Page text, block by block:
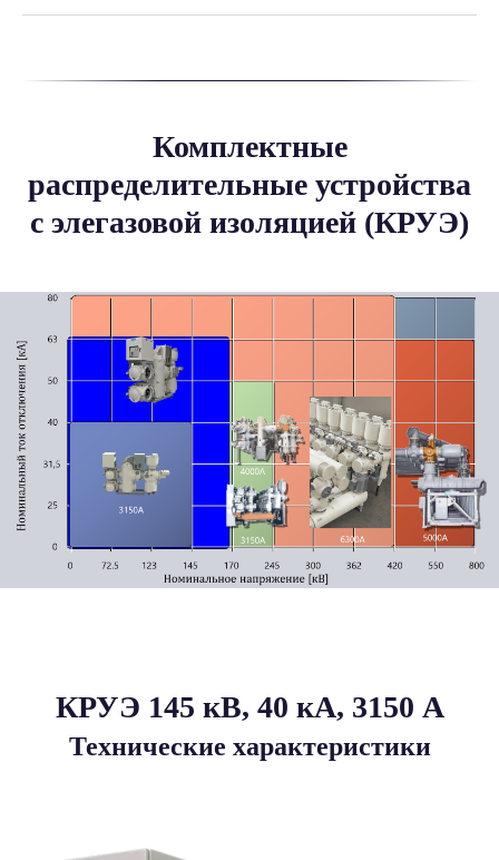
Комплектные
распределительные устройства
с элегазовой изоляцией (КРУЭ)
КРУЭ 145 кВ, 40 кА, 3150 A
Технические характеристики